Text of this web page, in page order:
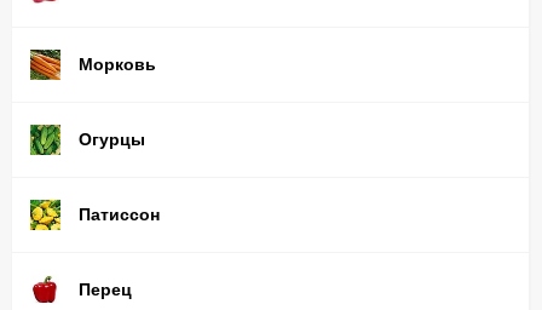
Морковь
Огурцы
Патиссон
Перец